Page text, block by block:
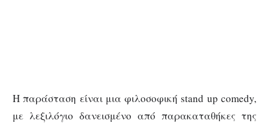
Η παράσταση είναι μια φιλοσοφική stand up comedy,
με λεξιλόγιο δανεισμένο από παρακαταθήκες της